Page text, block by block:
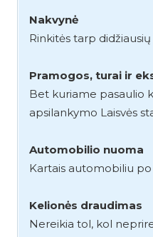
Nakvynė
Rinkitės tarp
Pramogos, turai ir
Bet kuriame pasaulio
apsilankymo Laisvės
Automobilio nuoma
Kartais automobiliu
Kelionės draudimas
Nereikia tol, kol